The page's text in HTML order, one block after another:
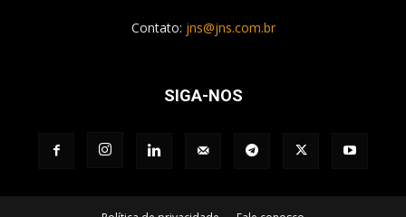
Contato: jns@jns.com.br
SIGA-NOS